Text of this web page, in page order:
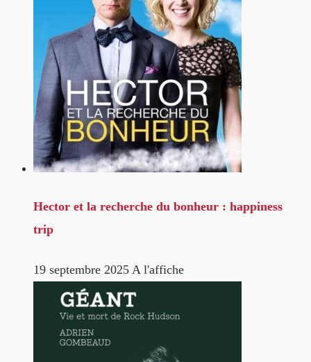
Hector et la recherche du bonheur : happiness
trip
19 septembre 2025 A l'affiche